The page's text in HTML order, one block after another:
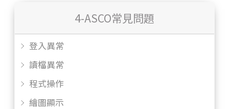
4-ASCO常見問題
登入異常
讀檔異常
程式操作
繪圖顯示